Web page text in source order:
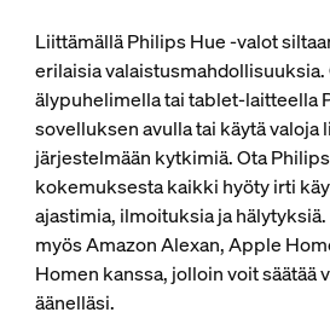
Liittämällä Philips Hue -valot
erilaisia valaistusmahdollisuuksia.
älypuhelimella tai tablet-laitteella
sovelluksen avulla tai käytä valoja
järjestelmään kytkimiä. Ota
kokemuksesta kaikki hyöty irti
ajastimia, ilmoituksia ja
myös Amazon Alexan, Apple
Homen kanssa, jolloin voit säätää
äänelläsi.